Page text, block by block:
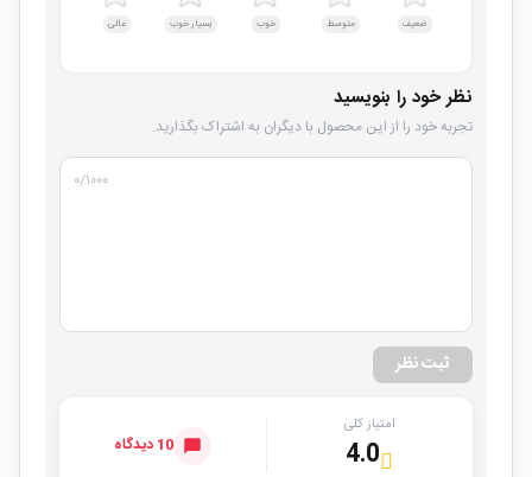
ضعیف متوسط خوب بسیار خوب عالی
نظر خود را بنویسید
تجربه خود را از این محصول با دیگران به اشتراک بگذارید.
۰/۱۰۰۰
ثبت نظر
امتیاز کلی
4.0 10 دیدگاه